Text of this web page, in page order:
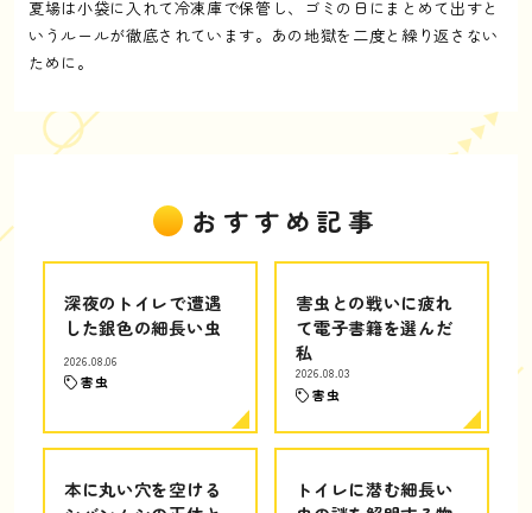
夏場は小袋に入れて冷凍庫で保管し、ゴミの日にまとめて出すと
いうルールが徹底されています。あの地獄を二度と繰り返さない
ために。
おすすめ記事
深夜のトイレで遭遇
した銀色の細長い虫
2026.08.06
害虫
害虫との戦いに疲れ
て電子書籍を選んだ
私
2026.08.03
害虫
本に丸い穴を空ける
トイレに潜む細長い